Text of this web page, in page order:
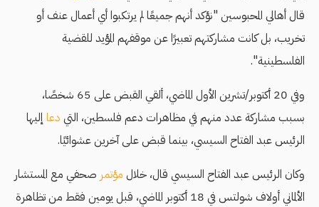
قال أهالي المحبوسين "نؤكد أنهم جميعًا لم يرتكبوا أي أعمال عنف أو
تخريب، بل كانت مشاركتهم تعبيرًا عن موقفهم المؤيد للقضية
الفلسطينية".
وفي 20 أكتوبر/تشرين الأول الماضي، ألقي القبض على 65 شخصًا،
بسبب مشاركة عدد منهم في مظاهرات دعم فلسطين، التي دعا إليها
الرئيس عبد الفتاح السيسي، بينما قبض على آخرين عشوائيًا.
وكان الرئيس عبد الفتاح السيسي قال، خلال مؤتمر صحفي مع المستشار
الألماني أولاف شولتس في 18 أكتوبر الماضي، قبل يومين فقط من تظاهرة